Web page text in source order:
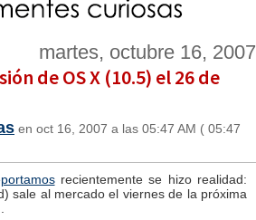
martes, octubre 16, 2007
de OS X (10.5) el 26 de
en oct 16, 2007 a las 05:47 AM ( 05:47
recientemente se hizo realidad:
sale al mercado el viernes de la próxima